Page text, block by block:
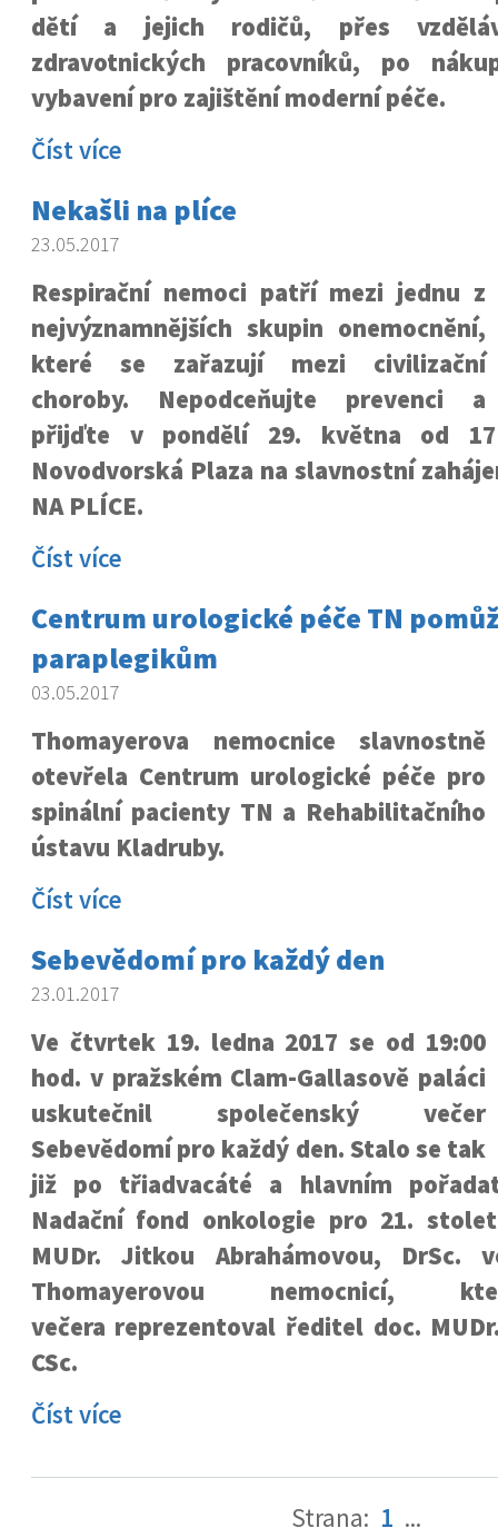
dětí a jejich rodičů, přes
zdravotnických pracovníků, po
vybavení pro zajištění moderní péče.
Číst více
Nekašli na plíce
23.05.2017
Respirační nemoci patří mezi jednu z
nejvýznamnějších skupin onemocnění,
které se zařazují mezi civilizační
choroby. Nepodceňujte prevenci a
přijďte v pondělí 29. května od
Novodvorská Plaza na slavnostní
NA PLÍCE.
Číst více
Centrum urologické péče TN
paraplegikům
03.05.2017
Thomayerova nemocnice slavnostně
otevřela Centrum urologické péče pro
spinální pacienty TN a Rehabilitačního
ústavu Kladruby.
Číst více
Sebevědomí pro každý den
23.01.2017
Ve čtvrtek 19. ledna 2017 se od 19:00
hod. v pražském Clam-Gallasově paláci
uskutečnil společenský večer
Sebevědomí pro každý den. Stalo se tak
již po třiadvacáté a hlavním
Nadační fond onkologie pro 21.
MUDr. Jitkou Abrahámovou, DrSc.
Thomayerovou nemocnicí,
večera reprezentoval ředitel doc.
CSc.
Číst více
Strana: 1 ...